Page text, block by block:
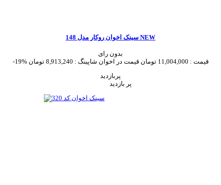
سینک اخوان روکار مدل 148 NEW
بدون رای
-19%
قیمت : 11,004,000 تومان قیمت در اخوان شاپینگ : 8,913,240 تومان
پربازدید
پر بازدید